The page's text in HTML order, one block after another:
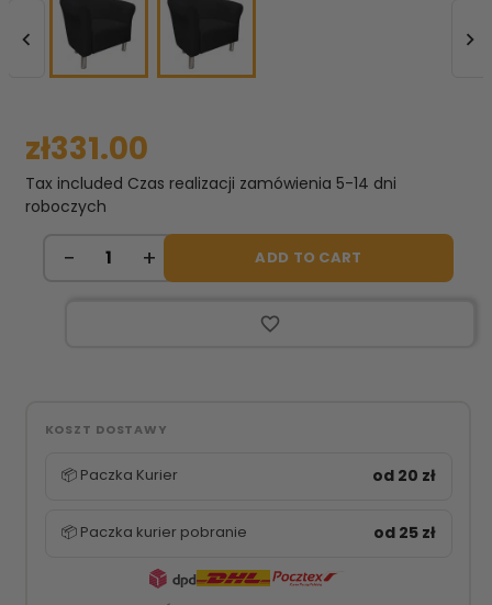
 
zł331.00
Tax included Czas realizacji zamówienia 5-14 dni
roboczych
ADD TO CART
favorite_border
KOSZT DOSTAWY
📦 Paczka Kurier od 20 zł
📦 Paczka kurier pobranie od 25 zł